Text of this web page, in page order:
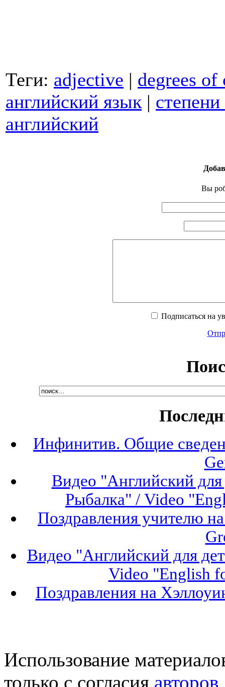
Теги: adjective | degrees of
английский язык |
английский
Вы
Подписаться на
Инфинитив. Общие
Видео "Английский для
Рыбалка" / Video
Поздравления учителю
Видео "Английский для
Video "English
Поздравления на
Использование
только с согласия авторов